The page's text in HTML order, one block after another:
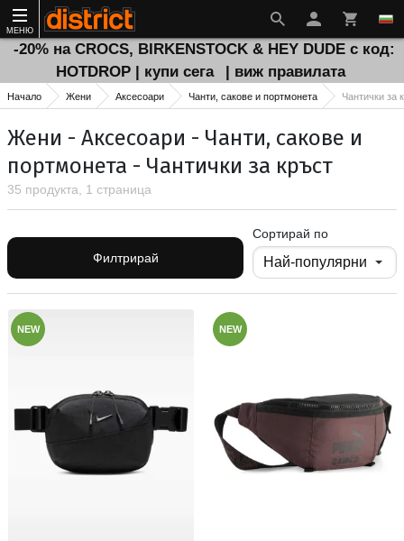
МЕНЮ
-20% на CROCS, BIRKENSTOCK & HEY DUDE с код:
HOTDROP | купи сега
| виж правилата
Начало Жени Аксесоари Чанти, сакове и портмонета Чантички за
Жени - Аксесоари - Чанти, сакове и
портмонета - Чантички за кръст
35 продукта, 1 страница
Филтрирай
Сортирай по
NEW NEW